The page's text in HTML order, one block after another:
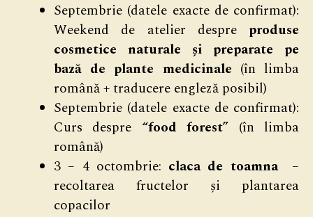
Septembrie (datele exacte de confirmat):
Weekend de atelier despreproduse
cosmetice naturale și preparate pe
bază de plante medicinale (în limba
română + traducere engleză posibil)
Septembrie (datele exacte de confirmat):
Curs despre “food forest” (în limba
română)
3 – 4 octombrie: claca de toamna–
recoltarea fructelor și plantarea
copacilor